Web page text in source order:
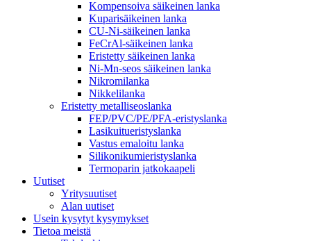
Kompensoiva säikeinen lanka
Kuparisäikeinen lanka
CU-Ni-säikeinen lanka
FeCrAl-säikeinen lanka
Eristetty säikeinen lanka
Ni-Mn-seos säikeinen lanka
Nikromilanka
Nikkelilanka
Eristetty metalliseoslanka
FEP/PVC/PE/PFA-eristyslanka
Lasikuitueristyslanka
Vastus emaloitu lanka
Silikonikumieristyslanka
Termoparin jatkokaapeli
Uutiset
Yritysuutiset
Alan uutiset
Usein kysytyt kysymykset
Tietoa meistä